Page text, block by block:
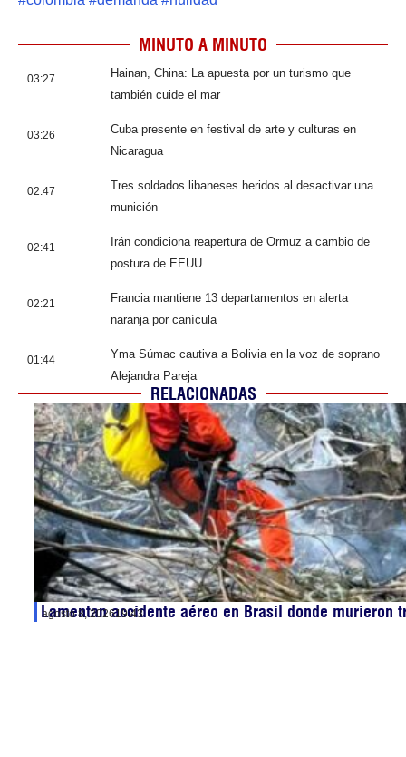
MINUTO A MINUTO
03:27
Hainan, China: La apuesta por un turismo que
también cuide el mar
03:26
Cuba presente en festival de arte y culturas en
Nicaragua
02:47
Tres soldados libaneses heridos al desactivar una
munición
02:41
Irán condiciona reapertura de Ormuz a cambio de
postura de EEUU
02:21
Francia mantiene 13 departamentos en alerta
naranja por canícula
01:44
Yma Súmac cautiva a Bolivia en la voz de soprano
Alejandra Pareja
RELACIONADAS
Lamentan accidente aéreo en Brasil donde murieron
agosto 8, 202619:43